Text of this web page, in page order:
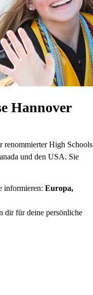
Hannover
renommierter High Schools
und den USA. Sie
informieren: Europa,
dir für deine persönliche